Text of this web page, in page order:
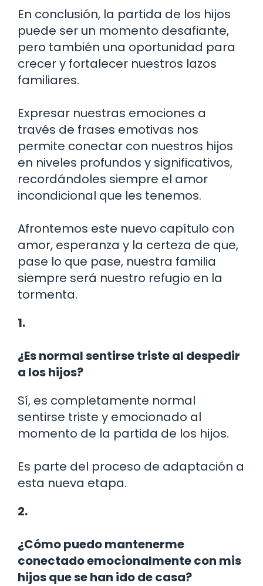
En conclusión, la partida de los hijos
puede ser un momento desafiante,
pero también una oportunidad para
crecer y fortalecer nuestros lazos
familiares.
Expresar nuestras emociones a
través de frases emotivas nos
permite conectar con nuestros hijos
en niveles profundos y significativos,
recordándoles siempre el amor
incondicional que les tenemos.
Afrontemos este nuevo capítulo con
amor, esperanza y la certeza de que,
pase lo que pase, nuestra familia
siempre será nuestro refugio en la
tormenta.
1.
¿Es normal sentirse triste al despedir
a los hijos?
Sí, es completamente normal
sentirse triste y emocionado al
momento de la partida de los hijos.
Es parte del proceso de adaptación a
esta nueva etapa.
2.
¿Cómo puedo mantenerme
conectado emocionalmente con mis
hijos que se han ido de casa?